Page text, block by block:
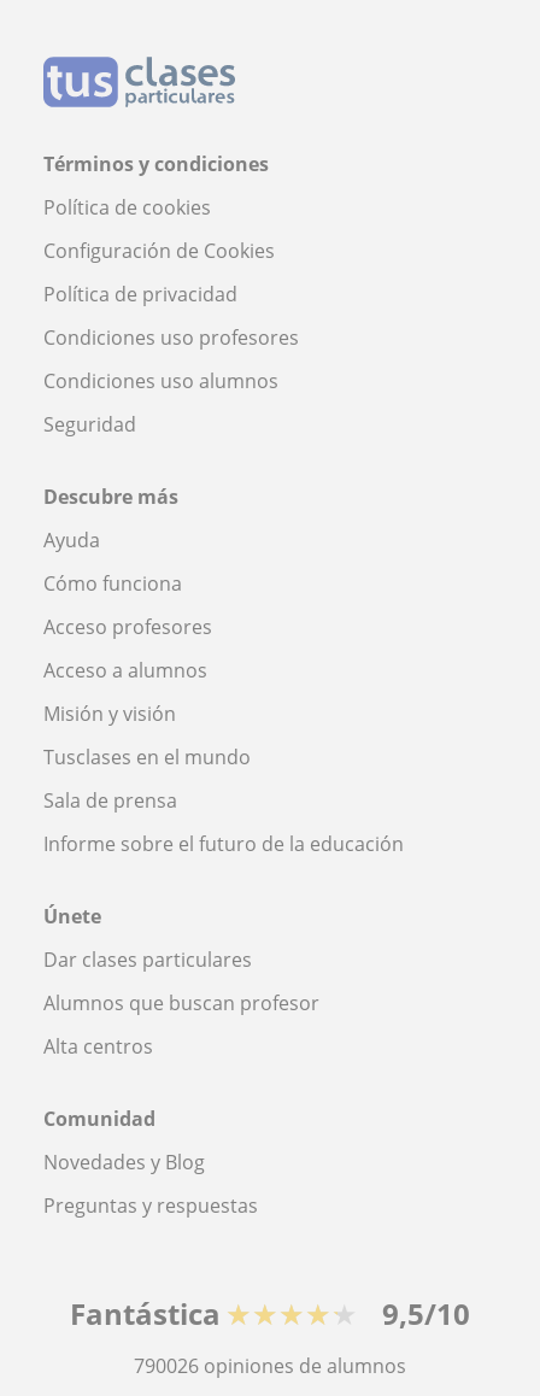
Términos y condiciones
Política de cookies
Configuración de Cookies
Política de privacidad
Condiciones uso profesores
Condiciones uso alumnos
Seguridad
Descubre más
Ayuda
Cómo funciona
Acceso profesores
Acceso a alumnos
Misión y visión
Tusclases en el mundo
Sala de prensa
Informe sobre el futuro de la educación
Únete
Dar clases particulares
Alumnos que buscan profesor
Alta centros
Comunidad
Novedades y Blog
Preguntas y respuestas
Fantástica ★★★★★ 9,5/10
790026 opiniones de alumnos